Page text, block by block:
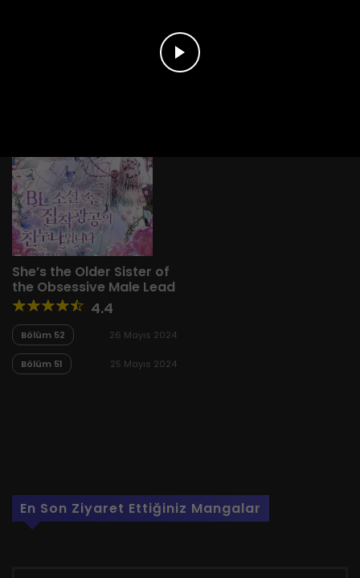
She’s the Older Sister of
the Obsessive Male Lead
4.4
Bölüm 52 26 Mayıs 2024
Bölüm 51 25 Mayıs 2024
En Son Ziyaret Ettiğiniz Mangalar